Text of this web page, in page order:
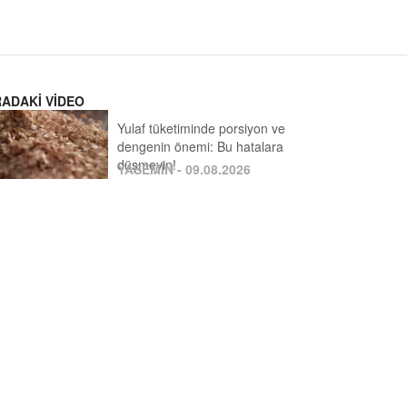
VİDEO
Yulaf tüketiminde porsiyon ve
dengenin önemi: Bu hatalara
düşmeyin!
YASEMİN - 09.08.2026